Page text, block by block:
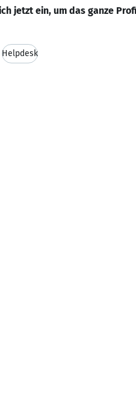
jetzt ein, um das ganze
Helpdesk